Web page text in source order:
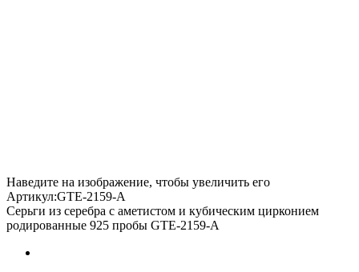
Наведите на изображение, чтобы увеличить его
Артикул:GTE-2159-A
Серьги из серебра с аметистом и кубическим цирконием
родированные 925 пробы GTE-2159-A